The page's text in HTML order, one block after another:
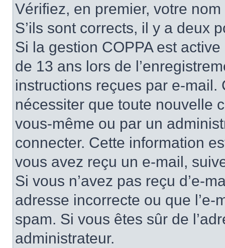
Vérifiez, en premier, votre
S’ils sont corrects, il y a deux
Si la gestion COPPA est
de 13 ans lors de
instructions reçues par e-
nécessiter que toute nouvelle
vous-même ou par un
connecter. Cette information
vous avez reçu un e-mail,
Si vous n’avez pas reçu d’e-
adresse incorrecte ou que
spam. Si vous êtes sûr de
administrateur.